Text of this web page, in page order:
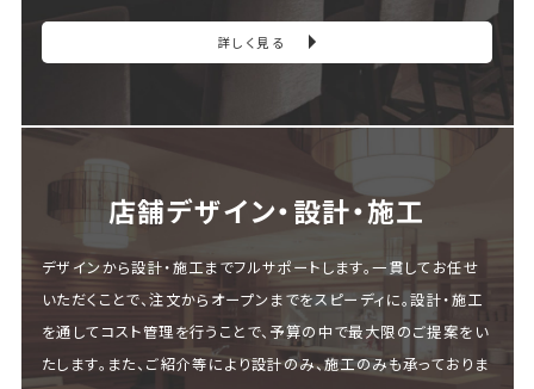
詳しく見る
店舗デザイン・設計・施⼯
デザインから設計・施工までフルサポートします。一貫してお任せ
いただくことで、注文からオープンまでをスピーディに。設計・施工
を通してコスト管理を行うことで、予算の中で最大限のご提案をい
たします。また、ご紹介等により設計のみ、施工のみも承っておりま